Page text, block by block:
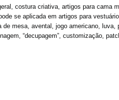
costura criativa, artigos para cama
se aplicada em artigos para
mesa, avental, jogo americano,
“decupagem”, customização,